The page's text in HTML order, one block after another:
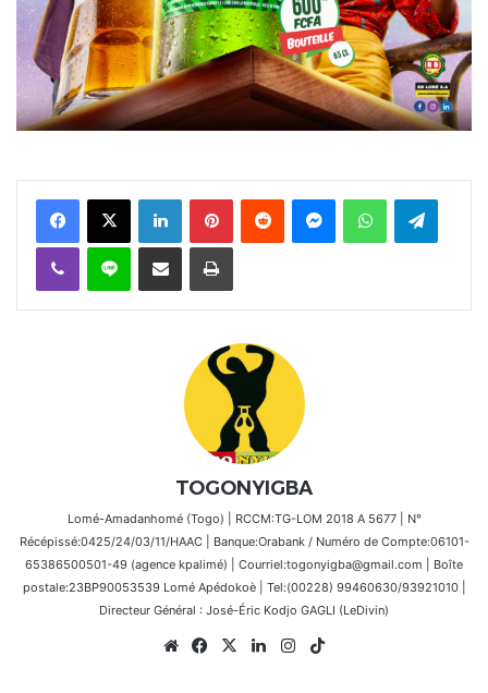
FacebookX Linkedin PinterestReddit MessengerWhatsAppTelegram
Viber Ligne Partager par email Imprimer
TOGONYIGBA
Lomé-Amadanhomé (Togo) | RCCM:TG-LOM 2018 A 5677 | N°
Récépissé:0425/24/03/11/HAAC | Banque:Orabank / Numéro de Compte:06101-
65386500501-49 (agence kpalimé) | Courriel:togonyigba@gmail.com | Boîte
postale:23BP90053539 Lomé Apédokoè | Tel:(00228) 99460630/93921010 |
Directeur Général : José-Éric Kodjo GAGLI (LeDivin)
WebsiteFacebook
X LinkedinInstagram